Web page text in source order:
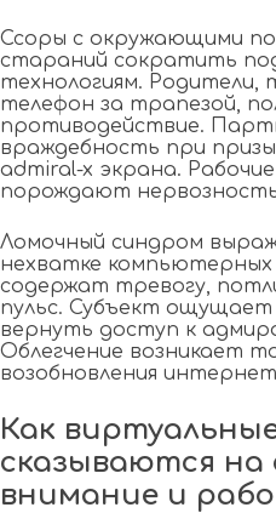
Ссоры с окружающими
стараний сократить
технологиям.
телефон за трапезой,
противодействие.
враждебность при
admiral-x экрана.
порождают
Ломочный синдром
нехватке компьютерных
содержат тревогу,
пульс. Субъект ощущает
вернуть доступ к
Облегчение возникает
возобновления
Как
сказываются на
внимание и